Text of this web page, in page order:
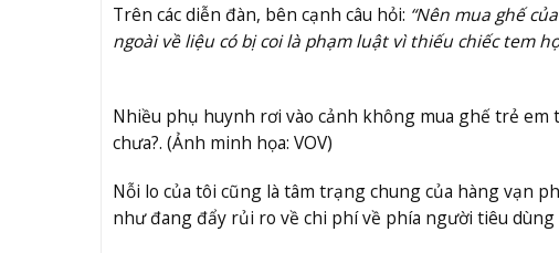
Trên các diễn đàn, bên cạnh câu hỏi: “Nên mua ghế
ngoài về liệu có bị coi là phạm luật vì thiếu chiếc tem
Nhiều phụ huynh rơi vào cảnh không mua ghế trẻ
chưa?. (Ảnh minh họa: VOV)
Nỗi lo của tôi cũng là tâm trạng chung của hàng vạn
như đang đẩy rủi ro về chi phí về phía người tiêu